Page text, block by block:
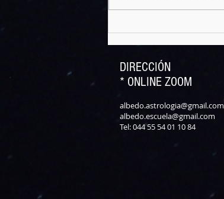
DIRECCIÓN
* ONLINE ZOOM
albedo.astrologia@gmail.com
albedo.escuela@gmail.com
Tel: 044 55 54 01 10 84